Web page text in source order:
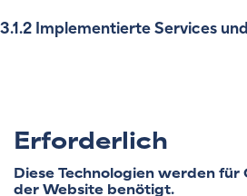
3.1.2 Implementierte Services
Erforderlich
Diese Technologien werden
der Website benötigt.